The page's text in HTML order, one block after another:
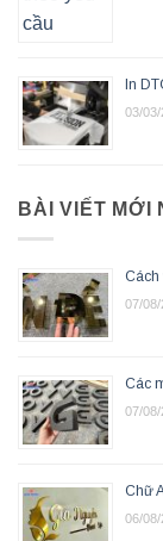
In
03/03/
BÀI VIẾT MỚI
Cách
07/08/
Các
07/08/
Chữ
06/08/